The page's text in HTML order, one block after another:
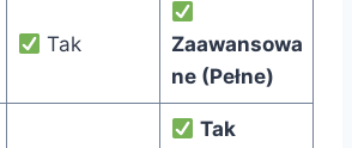
Tak
Zaawansowa
ne (Pełne)
Tak